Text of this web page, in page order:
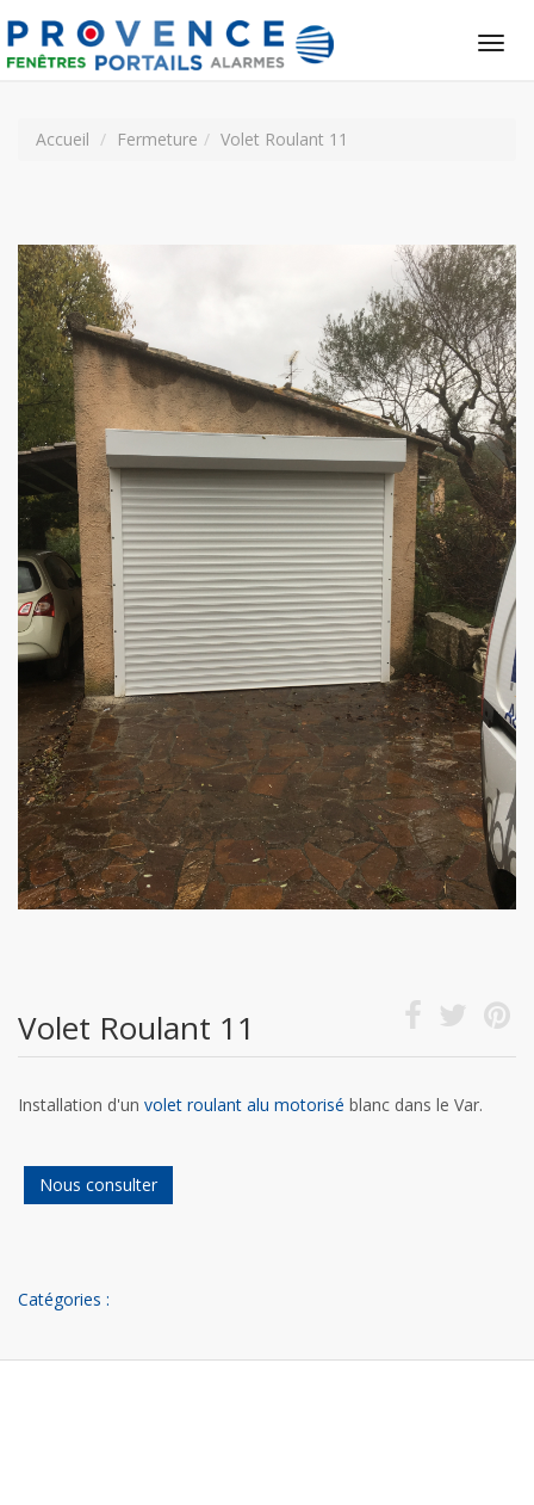
Accueil Fermeture Volet Roulant 11
Volet Roulant 11
Installation d'un volet roulant alu motorisé blanc dans le Var.
Nous consulter
Catégories :